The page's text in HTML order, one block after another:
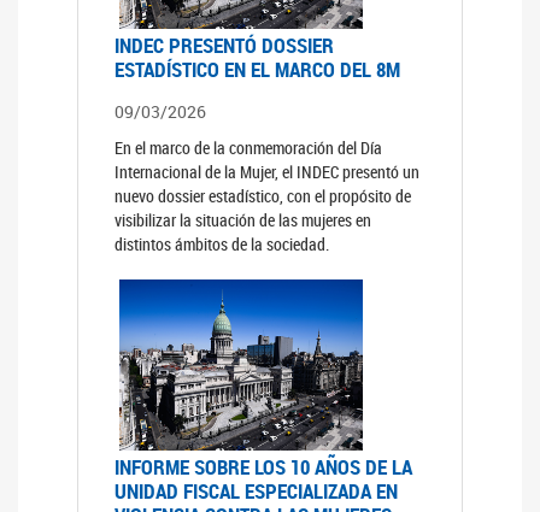
INDEC PRESENTÓ DOSSIER
ESTADÍSTICO EN EL MARCO DEL 8M
09/03/2026
En el marco de la conmemoración del Día
Internacional de la Mujer, el INDEC presentó un
nuevo dossier estadístico, con el propósito de
visibilizar la situación de las mujeres en
distintos ámbitos de la sociedad.
INFORME SOBRE LOS 10 AÑOS DE LA
UNIDAD FISCAL ESPECIALIZADA EN